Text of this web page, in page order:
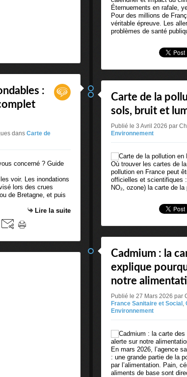
:
dans Carte de
voir. Les inondations
lors des crues
de Bretagne, et puis
Lire la suite
Éternuements en rafale,
Pour des millions de
véritable épreuve. Les
problèmes de santé
Carte de la
sols, bruit et
Publié le 3 Avril 2026 par
Environnement
Où trouver les cartes de
pollution en France peut
officielles et scientifiques
NO₂, ozone) la carte de la
Cadmium : la
explique
notre
Publié le 27 Mars 2026 par
France Sanitaire et Social ,
Environnement
En mars 2026, l’agence
: une grande partie de la
par l’alimentation. Pain,
aliments de base sont